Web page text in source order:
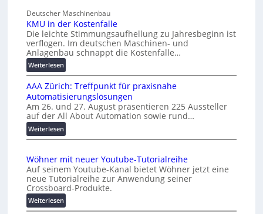
c
h
a
f
f
i
v
e
r
l
A
u
t
m
t
i
o
Deutscher Maschinenbau
KMU in der Kostenfalle
Die leichte Stimmungsaufhellung zu Jahresbeginn ist
verflogen. Im deutschen Maschinen- und
Anlagenbau schnappt die Kostenfalle…
Weiterlesen:
K
M
U
i
n
d
e
K
o
s
t
e
n
AAA Zürich: Treffpunkt für praxisnahe
Automatisierungslösungen
Am 26. und 27. August präsentieren 225 Aussteller
auf der All About Automation sowie rund…
Weiterlesen:
A
A
Z
ü
r
i
Wöhner mit neuer Youtube-Tutorialreihe
Auf seinem Youtube-Kanal bietet Wöhner jetzt eine
neue Tutorialreihe zur Anwendung seiner
Crossboard-Produkte.
Weiterlesen:
W